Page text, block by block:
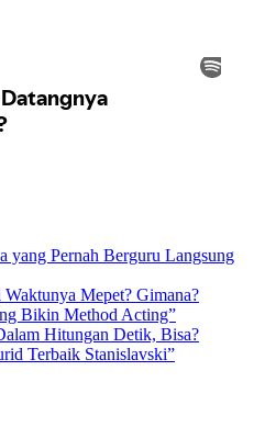
yang Pernah Berguru Langsung
Mepet? Gimana?
Bikin Method Acting”
Hitungan Detik, Bisa?
Terbaik Stanislavski”